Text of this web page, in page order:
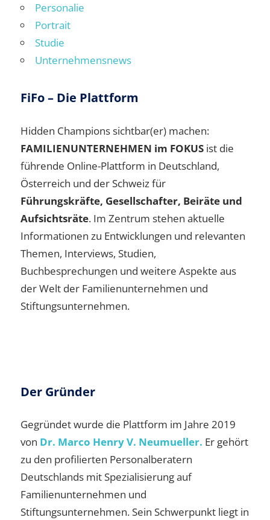
Personalie
Portrait
Studie
Unternehmensnews
FiFo – Die Plattform
Hidden Champions sichtbar(er) machen:
FAMILIENUNTERNEHMEN im FOKUS ist die
führende Online-Plattform in Deutschland,
Österreich und der Schweiz für
Führungskräfte, Gesellschafter, Beiräte und
Aufsichtsräte. Im Zentrum stehen aktuelle
Informationen zu Entwicklungen und relevanten
Themen, Interviews, Studien,
Buchbesprechungen und weitere Aspekte aus
der Welt der Familienunternehmen und
Stiftungsunternehmen.
Der Gründer
Gegründet wurde die Plattform im Jahre 2019
von Dr. Marco Henry V. Neumueller. Er gehört
zu den profilierten Personalberatern
Deutschlands mit Spezialisierung auf
Familienunternehmen und
Stiftungsunternehmen. Sein Schwerpunkt liegt in